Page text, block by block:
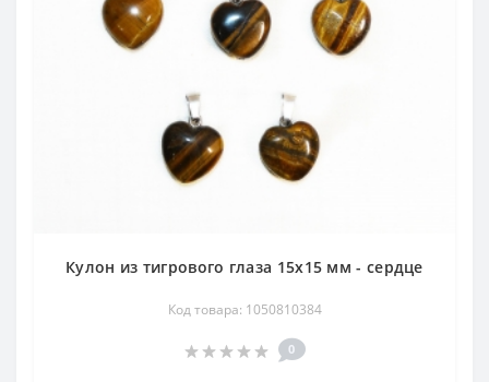
Кулон из тигрового глаза 15х15 мм - сердце
Код товара: 1050810384
0